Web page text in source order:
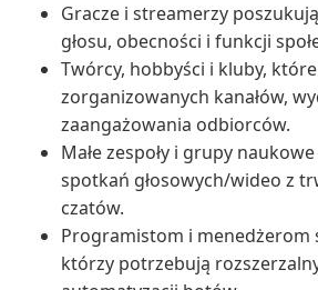
Gracze i streamerzy
głosu, obecności i funkcji
Twórcy, hobbyści i kluby,
zorganizowanych kanałów,
zaangażowania odbiorców.
Małe zespoły i grupy
spotkań głosowych/wideo z
czatów.
Programistom i menedżerom
którzy potrzebują